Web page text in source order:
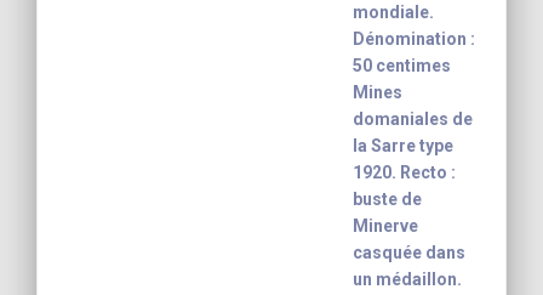
mondiale.
Dénomination :
50 centimes
Mines
domaniales de
la Sarre type
1920. Recto :
buste de
Minerve
casquée dans
un médaillon.